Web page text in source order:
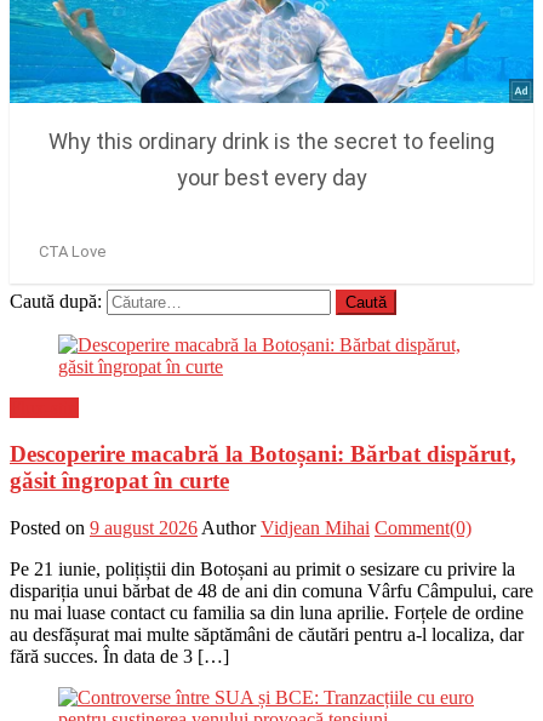
Caută după:
Descoperire macabră la Botoșani: Bărbat dispărut,
găsit îngropat în curte
Posted on 9 august 2026 Author Vidjean Mihai Comment(0)
Pe 21 iunie, polițiștii din Botoșani au primit o sesizare cu privire la
dispariția unui bărbat de 48 de ani din comuna Vârfu Câmpului, care
nu mai luase contact cu familia sa din luna aprilie. Forțele de ordine
au desfășurat mai multe săptămâni de căutări pentru a-l localiza, dar
fără succes. În data de 3 […]